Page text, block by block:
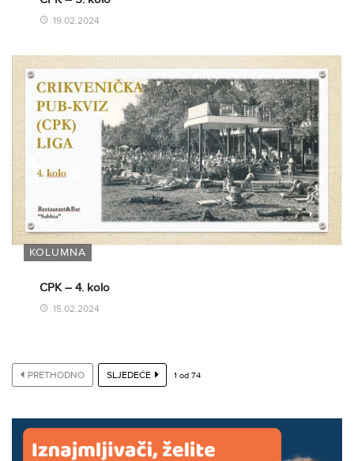
19.02.2024
KOLUMNA
CPK – 4. kolo
15.02.2024
PRETHODNO SLJEDEĆE 1 od 74